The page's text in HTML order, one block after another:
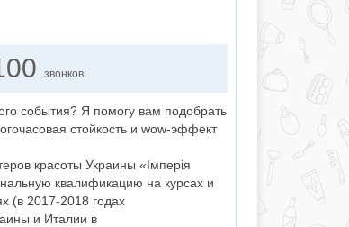
звонков
события? Я помогу вам подобрать
стойкость и wow-эффект
красоты Украины «Імперія
квалификацию на курсах и
(в 2017-2018 годах
и Италии в